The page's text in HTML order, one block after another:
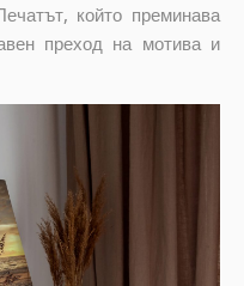
който преминава
преход на мотива и